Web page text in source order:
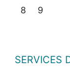
8 9
SERVICES